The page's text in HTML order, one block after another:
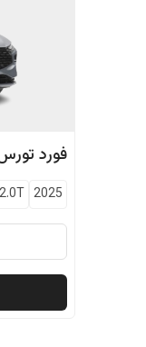
فورد
2025
2.0T